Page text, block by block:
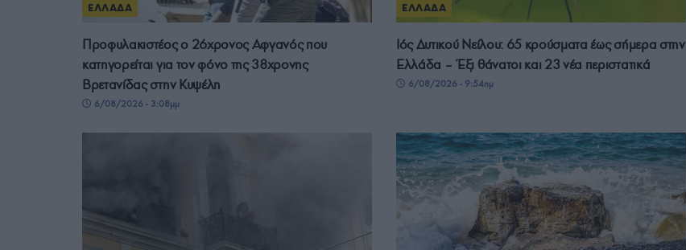
ΕΛΛΑΔΑ
Προφυλακιστέος ο 26χρονος Αφγανός που
κατηγορείται για τον φόνο της 38χρονης
Βρετανίδας στην Κυψέλη
6/08/2026 - 3:08μμ
ΕΛΛΑΔΑ
Ιός Δυτικού Νείλου: 65 κρούσματα έως σήμερα στην
Ελλάδα – Έξι θάνατοι και 23 νέα περιστατικά
6/08/2026 - 9:54πμ